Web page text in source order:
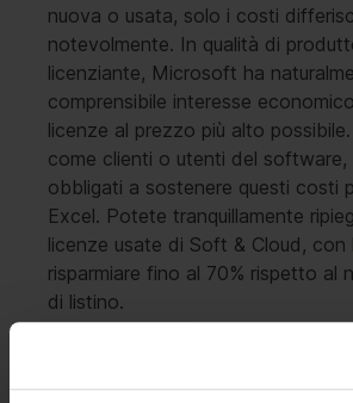
nuova o usata, solo i costi
notevolmente. In qualità di
licenziante, Microsoft ha
comprensibile interesse
licenze al prezzo più alto
come clienti o utenti del software,
obbligati a sostenere questi costi
Excel. Potete tranquillamente
licenze usate di Soft & Cloud, con
risparmiare fino al 70% rispetto al
di listino.
Poiché il software non si usura e
non avete alcuno svantaggio